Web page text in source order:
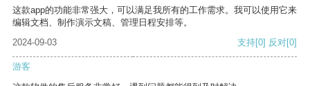
这款app的功能非常强大，可以满足我所有的工作需求。我可以使用它来
编辑文档、制作演示文稿、管理日程安排等。
2024-09-03
支持[0] 反对[0]
游客